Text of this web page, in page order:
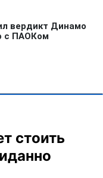
стоить